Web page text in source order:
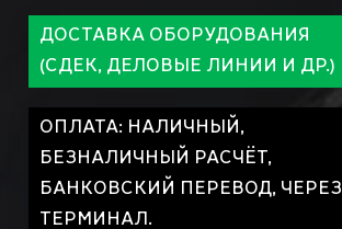
ДОСТАВКА ОБОРУДОВАНИЯ
(СДЕК, ДЕЛОВЫЕ ЛИНИИ И ДР.)
ОПЛАТА: НАЛИЧНЫЙ,
БЕЗНАЛИЧНЫЙ РАСЧЁТ,
БАНКОВСКИЙ ПЕРЕВОД, ЧЕРЕЗ
ТЕРМИНАЛ.